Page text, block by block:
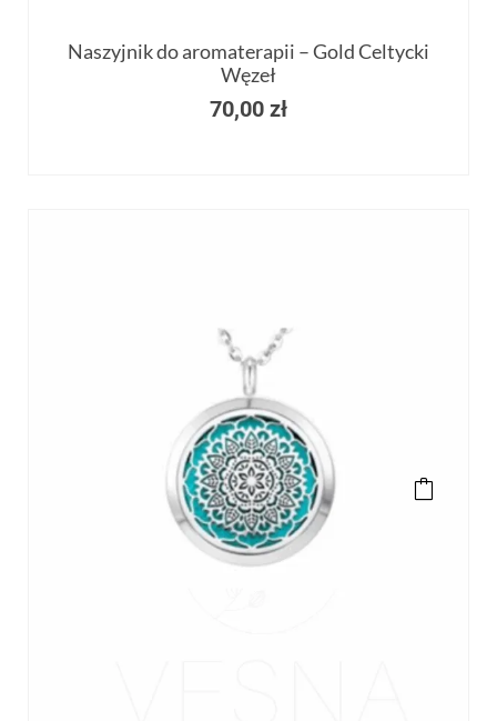
Naszyjnik do aromaterapii – Gold Celtycki
Węzeł
70,00 zł